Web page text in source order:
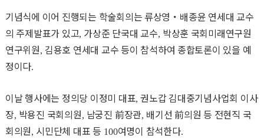
기념식에 이어 진행되는 학술회의는 류상영 ・ 배종윤 연세대 교수
의 주제발표가 있고, 가상준 단국대 교수, 박상훈 국회미래연구원
연구위원, 김용호 연세대 교수 등이 참석하여 종합토론이 있을 예
정이다.
이날 행사에는 정의당 이정미 대표,권노갑 김대중기념사업회 이사
장, 박용진 국회의원, 남궁진 前장관, 배기선前의원 등 전현직 국
회의원, 시민단체 대표 등 100여명이 참석한다.